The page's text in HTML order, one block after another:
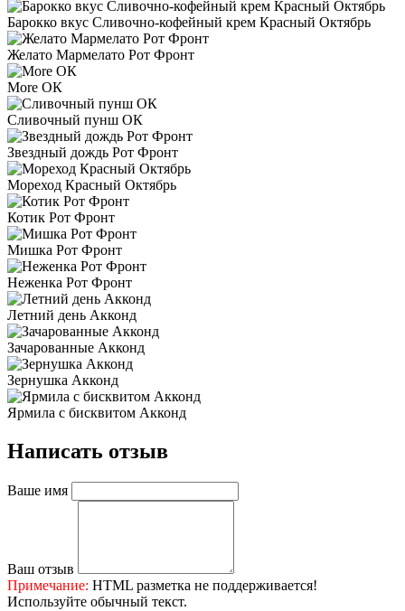
Барокко вкус Сливочно-кофейный крем Красный Октябрь
Желато Мармелато Рот Фронт
More ОК
Сливочный пунш ОК
Звездный дождь Рот Фронт
Мореход Красный Октябрь
Котик Рот Фронт
Мишка Рот Фронт
Неженка Рот Фронт
Летний день Акконд
Зачарованные Акконд
Зернушка Акконд
Ярмила с бисквитом Акконд
Написать отзыв
Ваше имя
Ваш отзыв
Примечание: HTML разметка не поддерживается!
Используйте обычный текст.